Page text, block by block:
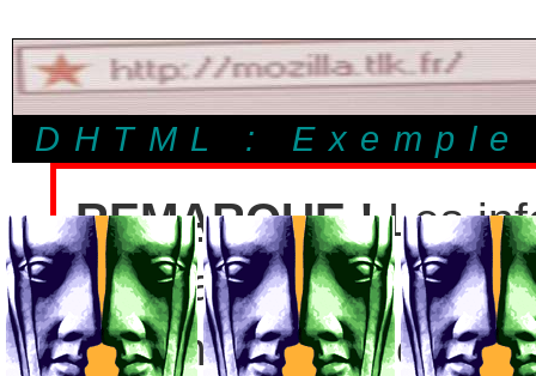
DHTML :
REMARQUE !Les
sont largement
informations à jour